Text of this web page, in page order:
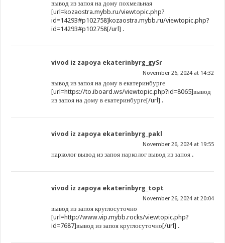
вывод из запоя на дому похмельная
[url=kozaostra.mybb.ru/viewtopic.php?
id=14293#p102758]kozaostra.mybb.ru/viewtopic.php?
id=14293#p102758[/url] .
vivod iz zapoya ekaterinbyrg_gySr
November 26, 2024 at 14:32
вывод из запоя на дому в екатеринбурге
[url=https://to.iboard.ws/viewtopic.php?id=8065]вывод
из запоя на дому в екатеринбурге[/url] .
vivod iz zapoya ekaterinbyrg_pakl
November 26, 2024 at 19:55
нарколог вывод из запоянарколог вывод из запоя .
vivod iz zapoya ekaterinbyrg_topt
November 26, 2024 at 20:04
вывод из запоя круглосуточно
[url=http://www.vip.mybb.rocks/viewtopic.php?
id=7687]вывод из запоя круглосуточно[/url] .